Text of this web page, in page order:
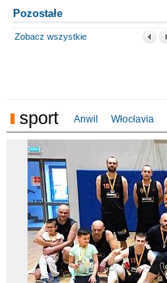
Pozostałe
Zobacz wszystkie
sport Anwil Włocłavia